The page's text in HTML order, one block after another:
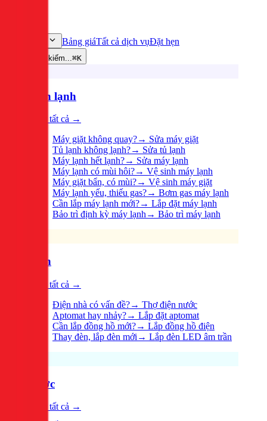
Bảng giáTất cả dịch vụĐặt hẹn
Tìm kiếm...⌘K
Điện lạnh
Xem tất cả →
Máy giặt không quay?→ Sửa máy giặt
Tủ lạnh không lạnh?→ Sửa tủ lạnh
Máy lạnh hết lạnh?→ Sửa máy lạnh
Máy lạnh có mùi hôi?→ Vệ sinh máy lạnh
Máy giặt bẩn, có mùi?→ Vệ sinh máy giặt
Máy lạnh yếu, thiếu gas?→ Bơm gas máy lạnh
Cần lắp máy lạnh mới?→ Lắp đặt máy lạnh
Bảo trì định kỳ máy lạnh→ Bảo trì máy lạnh
Điện
Xem tất cả →
Điện nhà có vấn đề?→ Thợ điện nước
Aptomat hay nhảy?→ Lắp đặt aptomat
Cần lắp đồng hồ mới?→ Lắp đồng hồ điện
Thay đèn, lắp đèn mới → Lắp đèn LED âm trần
Nước
Xem tất cả →